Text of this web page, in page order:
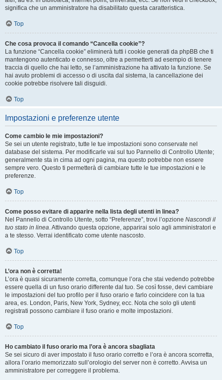
significa che un amministratore ha disabilitato questa caratteristica.
Top
Che cosa provoca il comando “Cancella cookie”?
La funzione “Cancella cookie” eliminerà tutti i cookie generati da phpBB che ti
mantengono autenticato e connesso, oltre a permetterti ad esempio di tenere
traccia di quello che hai letto, se l’amministrazione ha attivato la funzione. Se
hai avuto problemi di accesso o di uscita dal sistema, la cancellazione dei
cookie potrebbe risolvere tali disguidi.
Top
Impostazioni e preferenze utente
Come cambio le mie impostazioni?
Se sei un utente registrato, tutte le tue impostazioni sono conservate nel
database del sistema. Per modificarle vai sul tuo Pannello di Controllo Utente;
generalmente sta in cima ad ogni pagina, ma questo potrebbe non essere
sempre vero. Questo ti permetterà di cambiare tutte le tue impostazioni e le
preferenze.
Top
Come posso evitare di apparire nella lista degli utenti in linea?
Nel Pannello di Controllo Utente, sotto “Preferenze”, trovi l’opzione Nascondi il
tuo stato in linea. Attivando questa opzione, apparirai solo agli amministratori e
a te stesso. Verrai identificato come utente nascosto.
Top
L’ora non è corretta!
L’ora è quasi sicuramente corretta, comunque l’ora che stai vedendo potrebbe
essere quella di un fuso orario differente dal tuo. Se così fosse, devi cambiare
le impostazioni del tuo profilo per il fuso orario e farlo coincidere con la tua
area, es. London, Paris, New York, Sydney, ecc. Nota che solo gli utenti
registrati possono cambiare il fuso orario e molte impostazioni.
Top
Ho cambiato il fuso orario ma l’ora è ancora sbagliata
Se sei sicuro di aver impostato il fuso orario corretto e l’ora è ancora scorretta,
allora l’orario memorizzato sull’orologio del server non è corretto. Avvisa un
amministratore per correggere il problema.